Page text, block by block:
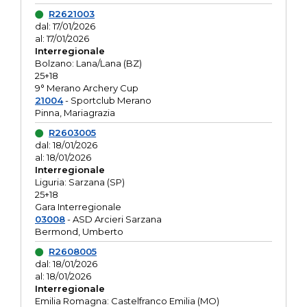
R2621003
dal: 17/01/2026
al: 17/01/2026
Interregionale
Bolzano: Lana/Lana (BZ)
25+18
9° Merano Archery Cup
21004- Sportclub Merano
Pinna, Mariagrazia
R2603005
dal: 18/01/2026
al: 18/01/2026
Interregionale
Liguria: Sarzana (SP)
25+18
Gara Interregionale
03008- ASD Arcieri Sarzana
Bermond, Umberto
R2608005
dal: 18/01/2026
al: 18/01/2026
Interregionale
Emilia Romagna: Castelfranco Emilia (MO)